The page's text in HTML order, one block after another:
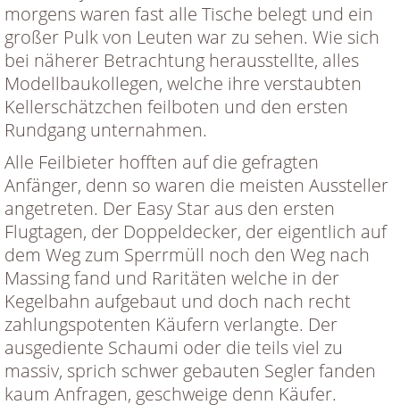
morgens waren fast alle Tische belegt und ein
großer Pulk von Leuten war zu sehen. Wie sich
bei näherer Betrachtung herausstellte, alles
Modellbaukollegen, welche ihre verstaubten
Kellerschätzchen feilboten und den ersten
Rundgang unternahmen.
Alle Feilbieter hofften auf die gefragten
Anfänger, denn so waren die meisten Aussteller
angetreten. Der Easy Star aus den ersten
Flugtagen, der Doppeldecker, der eigentlich auf
dem Weg zum Sperrmüll noch den Weg nach
Massing fand und Raritäten welche in der
Kegelbahn aufgebaut und doch nach recht
zahlungspotenten Käufern verlangte. Der
ausgediente Schaumi oder die teils viel zu
massiv, sprich schwer gebauten Segler fanden
kaum Anfragen, geschweige denn Käufer.